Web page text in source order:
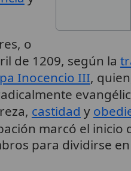
o
de 1209, según la
Inocencio III,
castidad y
marcó el inicio
para dividirse